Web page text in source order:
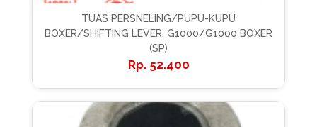
TUAS PERSNELING/PUPU-KUPU
BOXER/SHIFTING LEVER, G1000/G1000 BOXER
(SP)
52.400